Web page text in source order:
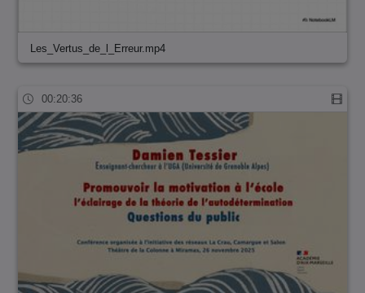
Les_Vertus_de_l_Erreur.mp4
00:20:36